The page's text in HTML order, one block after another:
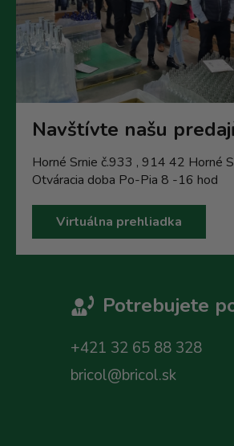
Navštívte našu
Horné Srnie č.933 , 914 42 Horné
Otváracia doba Po-Pia 8 -16 hod
Virtuálna prehliadka
Potrebujete
+421 32 65 88 328
bricol@bricol.sk